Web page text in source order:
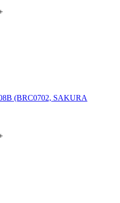
(BRC0702, SAKURA